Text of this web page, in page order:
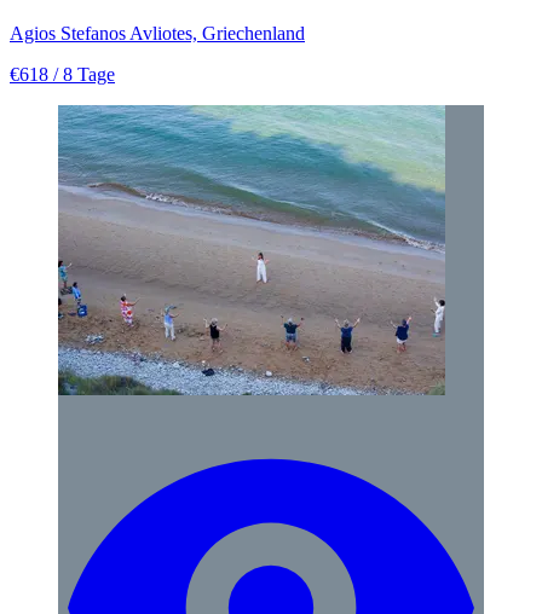
Agios Stefanos Avliotes, Griechenland
€618 / 8 Tage